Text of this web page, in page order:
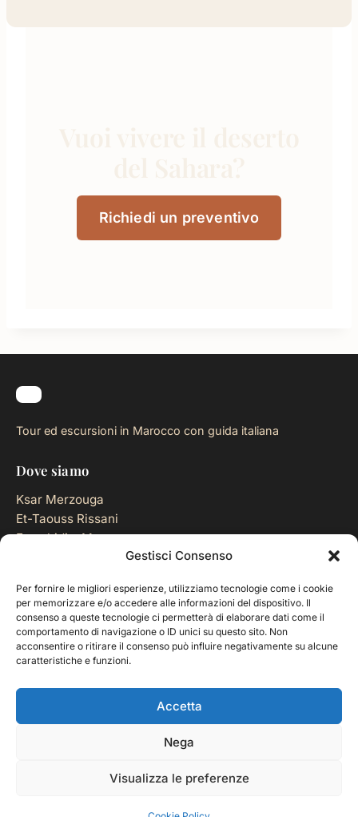
Gestisci Consenso
Per fornire le migliori esperienze, utilizziamo tecnologie come i cookie
per memorizzare e/o accedere alle informazioni del dispositivo. Il
consenso a queste tecnologie ci permetterà di elaborare dati come il
comportamento di navigazione o ID unici su questo sito. Non
acconsentire o ritirare il consenso può influire negativamente su alcune
caratteristiche e funzioni.
Accetta
Nega
Visualizza le preferenze
Richiedi un preventivo
Tour ed escursioni in Marocco con guida italiana
Dove siamo
Ksar Merzouga
Et-Taouss Rissani
Errachidia, Marocco
+212 668 659 210
+39 335 7499397
info@cultura-travelmarocco.com
© 2026 Cultura Travel Marocco